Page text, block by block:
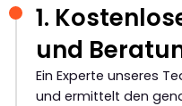
1.
und
Ein Experte unseres
und ermittelt den